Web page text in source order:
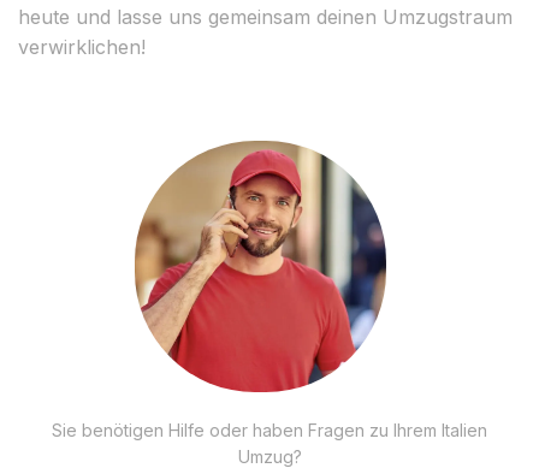
heute und lasse uns gemeinsam deinen Umzugstraum
verwirklichen!
Sie benötigen Hilfe oder haben Fragen zu Ihrem Italien
Umzug?